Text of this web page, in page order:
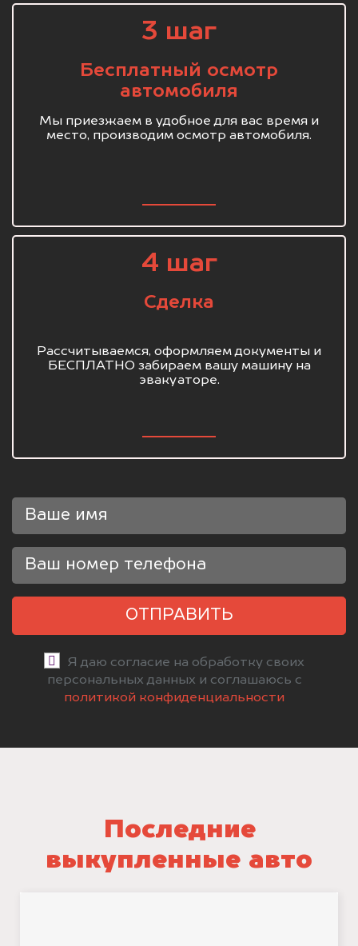
3 шаг
Бесплатный осмотр
автомобиля
Мы приезжаем в удобное для вас время и
место, производим осмотр автомобиля.
4 шаг
Сделка
Рассчитываемся, оформляем документы и
БЕСПЛАТНО забираем вашу машину на
эвакуаторе.
ОТПРАВИТЬ
Я даю согласие на обработку своих
персональных данных и соглашаюсь с
политикой конфиденциальности
Последние
выкупленные авто